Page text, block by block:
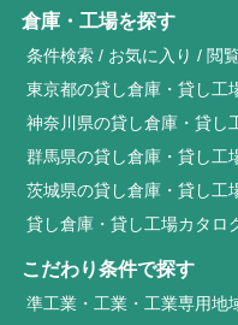
倉庫・工場を探す
条件検索 お気に入り 閲
東京都の貸し倉庫・貸し工
神奈川県の貸し倉庫・貸し
群馬県の貸し倉庫・貸し工
茨城県の貸し倉庫・貸し工
貸し倉庫・貸し工場カタロ
こだわり条件で探す
準工業・工業・工業専用地